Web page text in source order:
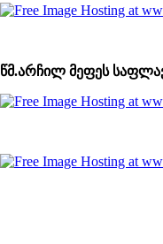
წმ.არჩილ მეფეს